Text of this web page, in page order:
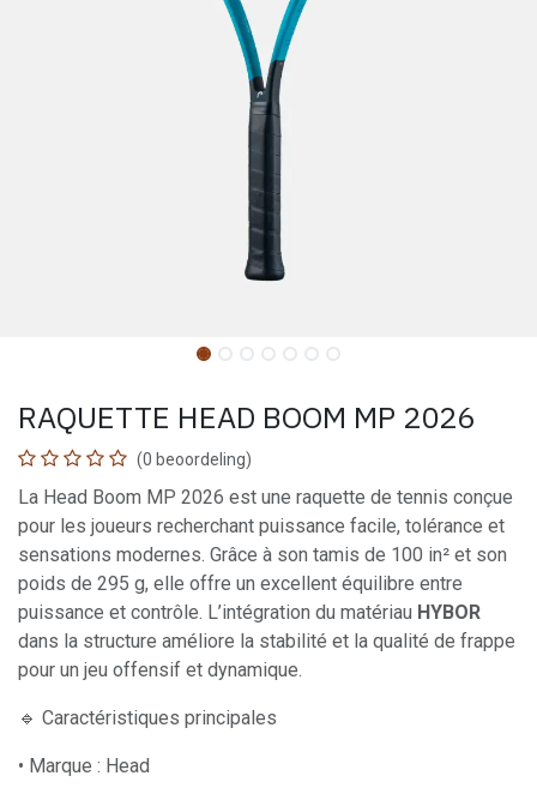
RAQUETTE HEAD BOOM MP 2026
(0 beoordeling)
La Head Boom MP 2026 est une raquette de tennis conçue
pour les joueurs recherchant puissance facile, tolérance et
sensations modernes. Grâce à son tamis de 100 in² et son
poids de 295 g, elle offre un excellent équilibre entre
puissance et contrôle. L’intégration du matériau HYBOR
dans la structure améliore la stabilité et la qualité de frappe
pour un jeu offensif et dynamique.
🔹 Caractéristiques principales
• Marque : Head